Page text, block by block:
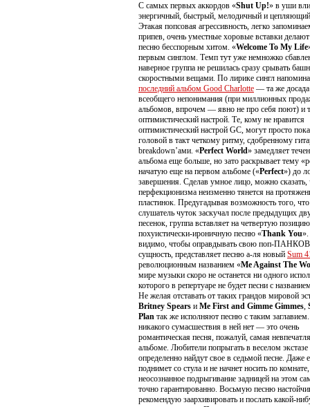
С самых первых аккордов «Shut Up!» в уши
энергичный, быстрый, мелодичный и
Этакая попсовая агрессивность, легко
припев, очень уместные хоровые вставки
песню бесспорным хитом. «Welcome To My Life
первым синглом. Темп тут уже немножко
наверное группа не решилась сразу срывать
скоростными вещами. По лирике сингл
последний альбом Good Charlotte — та же досада
всеобщего непонимания (при миллионных
альбомов, впрочем — явно не про себя поют) и
оптимистический настрой. Те, кому не нравится
оптимистический настрой GC, могут просто
головой в такт четкому ритму, сдобренному
breakdown’ами. «Perfect World» замедляет
альбома еще больше, но зато раскрывает тему
начатую еще на первом альбоме («Perfect») до
завершения. Сделав умное лицо, можно сказать,
перфекционизма неизменно тянется на
пластинок. Предугадывая возможность того, что
слушатель чуток заскучал после предыдущих
песенок, группа вставляет на четвертую позицию
похуистически-ироничную песню «Thank You
видимо, чтобы оправдывать свою поп-
сущность, представляет песню а-ля новый Sum
революционным названием «Me Against The
мире музыки скоро не останется ни одного
которого в репертуаре не будет песни с
Не желая отставать от таких грандов мировой
Britney Spears и Me First and Gimme Gimmes,
Plan так же исполняют песню с таким
никакого сумасшествия в ней нет — это очень
романтическая песня, пожалуй, самая
альбоме. Любители попрыгать в веселом экстазе
определенно найдут свое в седьмой песне. Даже
поднимет со стула и не начнет носить по
неосознанное подрыгивание задницей на этом
точно гарантированно. Восьмую песню
рекомендую заархивировать и послать какой-